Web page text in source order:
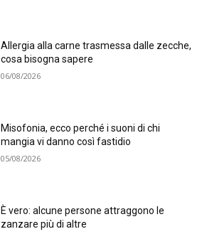
Allergia alla carne trasmessa dalle zecche,
cosa bisogna sapere
06/08/2026
Misofonia, ecco perché i suoni di chi
mangia vi danno così fastidio
05/08/2026
È vero: alcune persone attraggono le
zanzare più di altre